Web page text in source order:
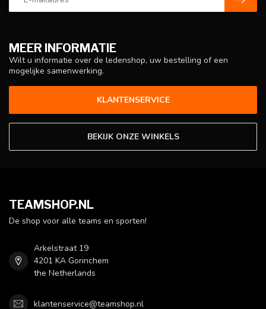
MEER INFORMATIE
Wilt u informatie over de ledenshop, uw bestelling of een
mogelijke samenwerking.
KLANTENSERVICE
BEKIJK ONZE WINKELS
TEAMSHOP.NL
De shop voor alle teams en sporten!
Arkelstraat 19
4201 KA Gorinchem
the Netherlands
klantenservice@teamshop.nl